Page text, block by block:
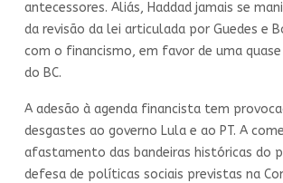
antecessores. Aliás, Haddad jamais se
da revisão da lei articulada por Guedes e
com o financismo, em favor de uma quase
do BC.
A adesão à agenda financista tem
desgastes ao governo Lula e ao PT. A
afastamento das bandeiras históricas do
defesa de políticas sociais previstas na